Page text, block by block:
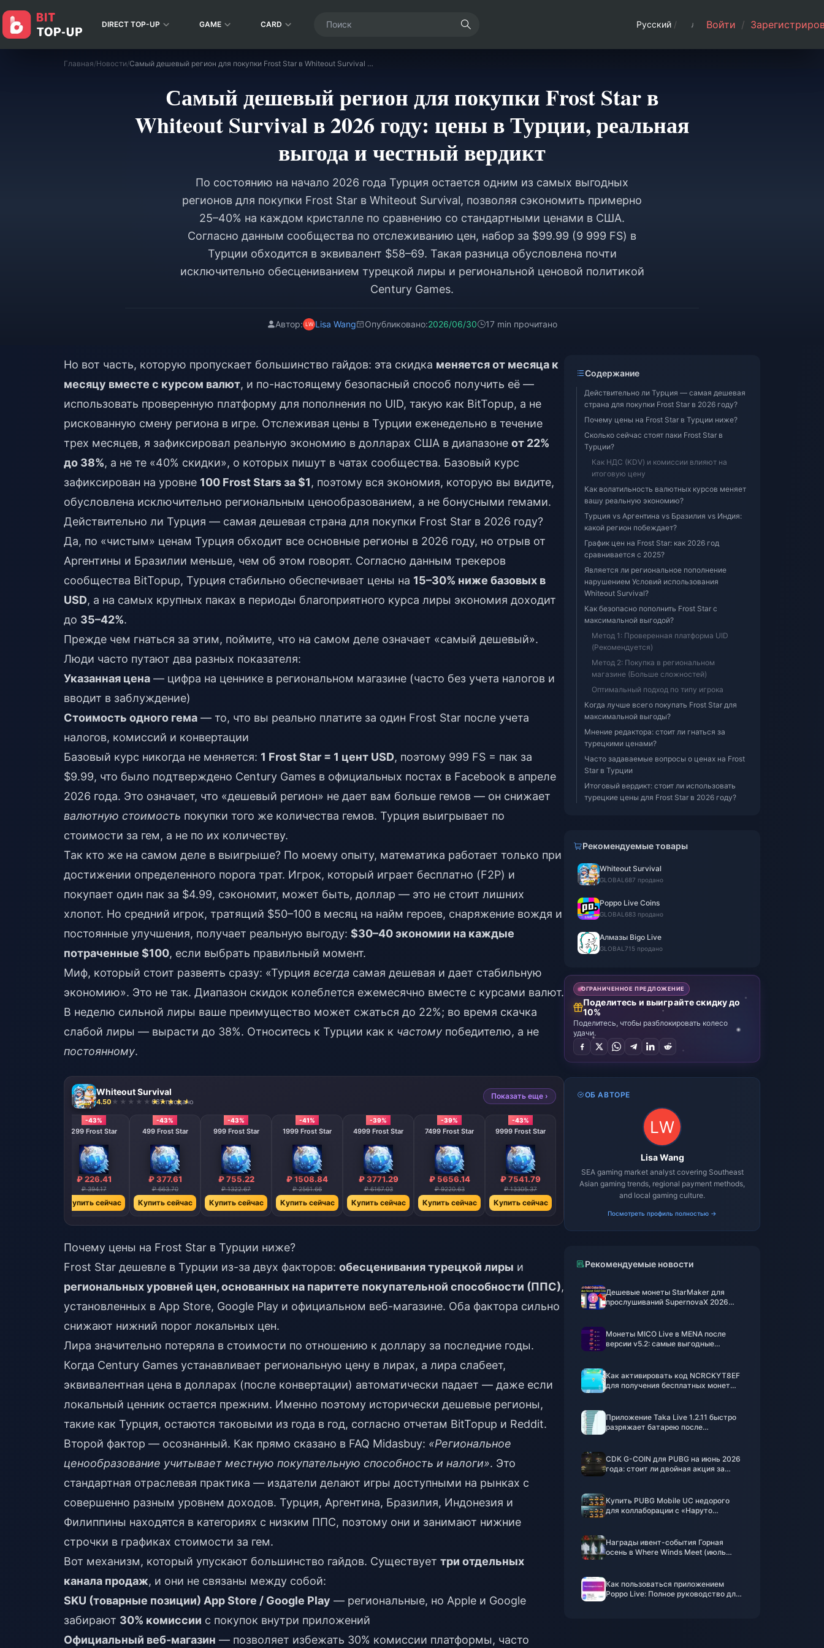
DIRECT TOP-UP GAME CARD Русский / Войти /
Главная/Новости/ Самый дешевый регион для покупки Frost Star в Whiteout Survival в 2026 году: цены в Турции, реальная выгода и честный вердикт
Самый дешевый регион для покупки Frost Star в
Whiteout Survival в 2026 году: цены в Турции, реальная
выгода и честный вердикт
По состоянию на начало 2026 года Турция остается одним из самых выгодных
регионов для покупки Frost Star в Whiteout Survival, позволяя сэкономить примерно
25–40% на каждом кристалле по сравнению со стандартными ценами в США.
Согласно данным сообщества по отслеживанию цен, набор за $99.99 (9 999 FS) в
Турции обходится в эквивалент $58–69. Такая разница обусловлена почти
исключительно обесцениванием турецкой лиры и региональной ценовой политикой
Century Games.
Автор: Lisa Wang Опубликовано:2026/06/30 17 min прочитано
Но вот часть, которую пропускает большинство гайдов: эта скидка меняется от месяца к
месяцу вместе с курсом валют, и по-настоящему безопасный способ получить её —
использовать проверенную платформу для пополнения по UID, такую как BitTopup, а не
рискованную смену региона в игре. Отслеживая цены в Турции еженедельно в течение
трех месяцев, я зафиксировал реальную экономию в долларах США в диапазоне от 22%
до 38%, а не те «40% скидки», о которых пишут в чатах сообщества. Базовый курс
зафиксирован на уровне 100 Frost Stars за $1, поэтому вся экономия, которую вы видите,
обусловлена исключительно региональным ценообразованием, а не бонусными гемами.
Действительно ли Турция — самая дешевая страна для покупки Frost Star в 2026 году?
Да, по «чистым» ценам Турция обходит все основные регионы в 2026 году, но отрыв от
Аргентины и Бразилии меньше, чем об этом говорят. Согласно данным трекеров
сообщества BitTopup, Турция стабильно обеспечивает цены на 15–30% ниже базовых в
USD, а на самых крупных паках в периоды благоприятного курса лиры экономия доходит
до 35–42%.
Прежде чем гнаться за этим, поймите, что на самом деле означает «самый дешевый».
Люди часто путают два разных показателя:
Указанная цена — цифра на ценнике в региональном магазине (часто без учета налогов и
вводит в заблуждение)
Стоимость одного гема — то, что вы реально платите за один Frost Star после учета
налогов, комиссий и конвертации
Базовый курс никогда не меняется: 1 Frost Star = 1 цент USD, поэтому 999 FS = пак за
$9.99, что было подтверждено Century Games в официальных постах в Facebook в апреле
2026 года. Это означает, что «дешевый регион» не дает вам больше гемов — он снижает
валютную стоимость покупки того же количества гемов. Турция выигрывает по
стоимости за гем, а не по их количеству.
Так кто же на самом деле в выигрыше? По моему опыту, математика работает только при
достижении определенного порога трат. Игрок, который играет бесплатно (F2P) и
покупает один пак за $4.99, сэкономит, может быть, доллар — это не стоит лишних
хлопот. Но средний игрок, тратящий $50–100 в месяц на найм героев, снаряжение вождя и
постоянные улучшения, получает реальную выгоду: $30–40 экономии на каждые
потраченные $100, если выбрать правильный момент.
Миф, который стоит развеять сразу: «Турция всегда самая дешевая и дает стабильную
экономию». Это не так. Диапазон скидок колеблется ежемесячно вместе с курсами валют.
В неделю сильной лиры ваше преимущество может сжаться до 22%; во время скачка
слабой лиры — вырасти до 38%. Относитесь к Турции как к частому победителю, а не
постоянному.
Whiteout Survival
4.50 687 продано
Показать еще ›
-43%
299 Frost Star
₽ 226.41
₽ 394.17
Купить сейчас
-43%
499 Frost Star
₽ 377.61
₽ 663.70
Купить сейчас
-43%
999 Frost Star
₽ 755.22
₽ 1322.67
Купить сейчас
-41%
1999 Frost Star
₽ 1508.84
₽ 2561.66
Купить сейчас
-39%
4999 Frost Star
₽ 3771.29
₽ 6167.03
Купить сейчас
-39%
7499 Frost Star
₽ 5656.14
₽ 9220.63
Купить сейчас
-43%
9999 Frost Star
₽ 7541.79
₽ 13305.37
Купить сейчас
Почему цены на Frost Star в Турции ниже?
Frost Star дешевле в Турции из-за двух факторов: обесценивания турецкой лиры и
региональных уровней цен, основанных на паритете покупательной способности (ППС),
установленных в App Store, Google Play и официальном веб-магазине. Оба фактора сильно
снижают нижний порог локальных цен.
Лира значительно потеряла в стоимости по отношению к доллару за последние годы.
Когда Century Games устанавливает региональную цену в лирах, а лира слабеет,
эквивалентная цена в долларах (после конвертации) автоматически падает — даже если
локальный ценник остается прежним. Именно поэтому исторически дешевые регионы,
такие как Турция, остаются таковыми из года в год, согласно отчетам BitTopup и Reddit.
Второй фактор — осознанный. Как прямо сказано в FAQ Midasbuy: «Региональное
ценообразование учитывает местную покупательную способность и налоги». Это
стандартная отраслевая практика — издатели делают игры доступными на рынках с
совершенно разным уровнем доходов. Турция, Аргентина, Бразилия, Индонезия и
Филиппины находятся в категориях с низким ППС, поэтому они и занимают нижние
строчки в графиках стоимости за гем.
Вот механизм, который упускают большинство гайдов. Существует три отдельных
канала продаж, и они не связаны между собой:
SKU (товарные позиции) App Store / Google Play — региональные, но Apple и Google
забирают 30% комиссии с покупок внутри приложений
Официальный веб-магазин — позволяет избежать 30% комиссии платформы, часто
Содержание
Действительно ли Турция — самая дешевая
страна для покупки Frost Star в 2026 году?
Почему цены на Frost Star в Турции ниже?
Сколько сейчас стоят паки Frost Star в
Турции?
Как НДС (KDV) и комиссии влияют на
итоговую цену
Как волатильность валютных курсов меняет
вашу реальную экономию?
Турция vs Аргентина vs Бразилия vs Индия:
какой регион побеждает?
График цен на Frost Star: как 2026 год
сравнивается с 2025?
Является ли региональное пополнение
нарушением Условий использования
Whiteout Survival?
Как безопасно пополнить Frost Star с
максимальной выгодой?
Метод 1: Проверенная платформа UID
(Рекомендуется)
Метод 2: Покупка в региональном
магазине (Больше сложностей)
Оптимальный подход по типу игрока
Когда лучше всего покупать Frost Star для
максимальной выгоды?
Мнение редактора: стоит ли гнаться за
турецкими ценами?
Часто задаваемые вопросы о ценах на Frost
Star в Турции
Итоговый вердикт: стоит ли использовать
турецкие цены для Frost Star в 2026 году?
Рекомендуемые товары
Whiteout Survival
GLOBAL 687 продано
Poppo Live Coins
GLOBAL 683 продано
Алмазы Bigo Live
GLOBAL 715 продано
ОГРАНИЧЕННОЕ ПРЕДЛОЖЕНИЕ
Поделитесь и выиграйте скидку до
10%
Поделитесь, чтобы разблокировать колесо
удачи.
ОБ АВТОРЕ
Lisa Wang
SEA gaming market analyst covering Southeast
Asian gaming trends, regional payment methods,
and local gaming culture.
Посмотреть профиль полностью →
Рекомендуемые новости
Дешевые монеты StarMaker для
прослушиваний SupernovaX 2026
Монеты MICO Live в MENA после
версии v5.2: самые выгодные
Как активировать код NCRCKYT8EF
для получения бесплатных монет
Приложение Taka Live 1.2.11 быстро
разряжает батарею после
CDK G-COIN для PUBG на июнь 2026
года: стоит ли двойная акция за
Купить PUBG Mobile UC недорого
для коллаборации с «Наруто
пополнение
Награды ивент-события Горная
осень в Where Winds Meet (июль
Как пользоваться приложением
Poppo Live: Полное руководство для